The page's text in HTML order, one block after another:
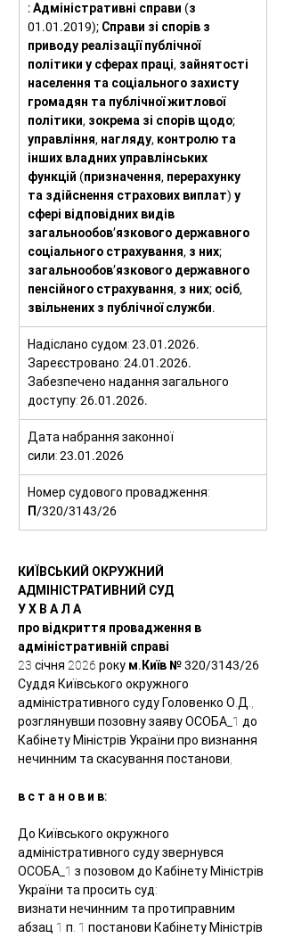
: Адміністративні справи (з
01.01.2019); Справи зі спорів з
приводу реалізації публічної
політики у сферах праці, зайнятості
населення та соціального захисту
громадян та публічної житлової
політики, зокрема зі спорів щодо;
управління, нагляду, контролю та
інших владних управлінських
функцій (призначення, перерахунку
та здійснення страхових виплат) у
сфері відповідних видів
загальнообов’язкового державного
соціального страхування, з них;
загальнообов’язкового державного
пенсійного страхування, з них; осіб,
звільнених з публічної служби.
Надіслано судом: 23.01.2026.
Зареєстровано: 24.01.2026.
Забезпечено надання загального
доступу: 26.01.2026.
Дата набрання законної
сили: 23.01.2026
Номер судового провадження:
П/320/3143/26
КИЇВСЬКИЙ ОКРУЖНИЙ
АДМІНІСТРАТИВНИЙ СУД
У Х В А Л А
про відкриття провадження в
адміністративній справі
23 січня 2026 року м.Київ № 320/3143/26
Суддя Київського окружного
адміністративного суду Головенко О.Д.,
розглянувши позовну заяву ОСОБА_1 до
Кабінету Міністрів України про визнання
нечинним та скасування постанови,
в с т а н о в и в:
До Київського окружного
адміністративного суду звернувся
ОСОБА_1 з позовом до Кабінету Міністрів
України та просить суд:
визнати нечинним та протиправним
абзац 1 п. 1 постанови Кабінету Міністрів